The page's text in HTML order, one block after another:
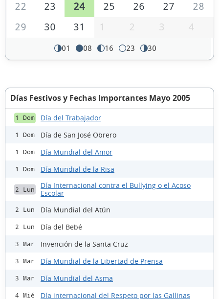
22
23 24 25 26 27
28
29
30 31 1 2 3 4
01 08 16 23 30
Días Festivos y Fechas Importantes Mayo 2005
1 Dom Día del Trabajador
1 Dom Día de San José Obrero
1 Dom Día Mundial del Amor
1 Dom Día Mundial de la Risa
2 Lun
Día Internacional contra el Bullying o el Acoso
Escolar
2 Lun Día Mundial del Atún
2 Lun Día del Bebé
3 Mar Invención de la Santa Cruz
3 Mar Día Mundial de la Libertad de Prensa
3 Mar Día Mundial del Asma
4 Mié Día internacional del Respeto por las Gallinas